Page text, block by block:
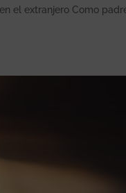
el extranjero Como